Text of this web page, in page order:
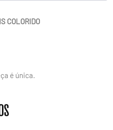
COLORIDO
é única.